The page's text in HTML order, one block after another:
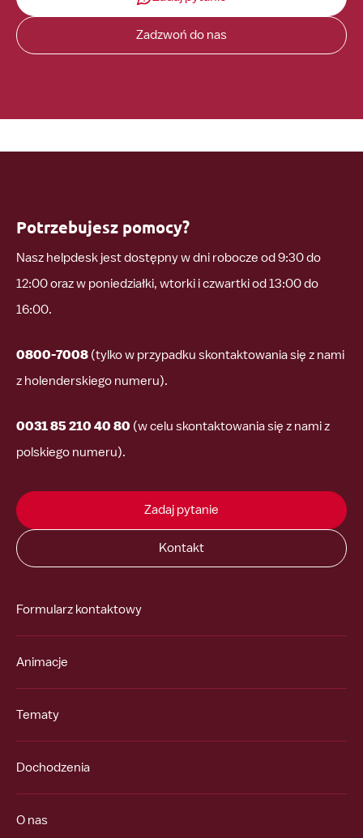
Zadzwoń do nas
Potrzebujesz pomocy?
Nasz helpdesk jest dostępny w dni robocze od 9:30 do
12:00 oraz w poniedziałki, wtorki i czwartki od 13:00 do
16:00.
0800-7008 (tylko w przypadku skontaktowania się z nami
z holenderskiego numeru).
0031 85 210 40 80 (w celu skontaktowania się z nami z
polskiego numeru).
Zadaj pytanie
Kontakt
Formularz kontaktowy
Animacje
Tematy
Dochodzenia
O nas